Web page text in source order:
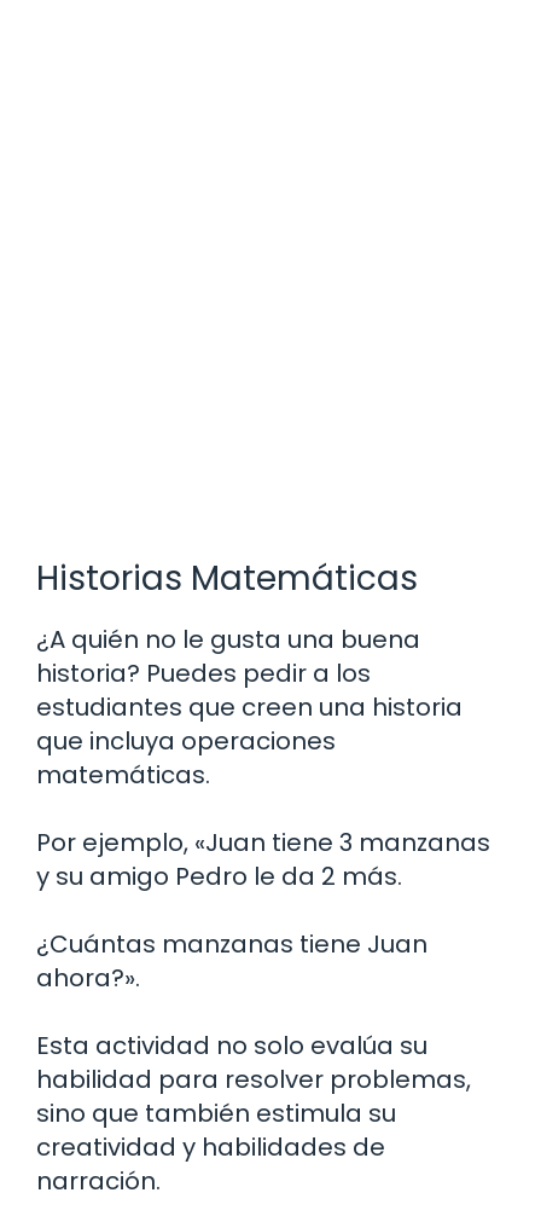
Historias Matemáticas
¿A quién no le gusta una buena
historia? Puedes pedir a los
estudiantes que creen una historia
que incluya operaciones
matemáticas.
Por ejemplo, «Juan tiene 3 manzanas
y su amigo Pedro le da 2 más.
¿Cuántas manzanas tiene Juan
ahora?».
Esta actividad no solo evalúa su
habilidad para resolver problemas,
sino que también estimula su
creatividad y habilidades de
narración.